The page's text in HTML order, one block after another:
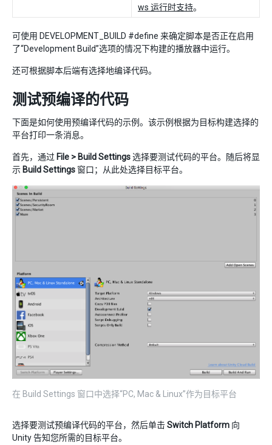
ws 运行时支持。
可使用 DEVELOPMENT_BUILD #define 来确定脚本是否正在启用
了“Development Build”选项的情况下构建的播放器中运行。
还可根据脚本后端有选择地编译代码。
测试预编译的代码
下面是如何使用预编译代码的示例。该示例根据为目标构建选择的
平台打印一条消息。
首先，通过 File > Build Settings选择要测试代码的平台。随后将显
示 Build Settings 窗口；从此处选择目标平台。
在 Build Settings 窗口中选择“PC, Mac & Linux”作为目标平台
选择要测试预编译代码的平台，然后单击Switch Platform 向
Unity 告知您所需的目标平台。